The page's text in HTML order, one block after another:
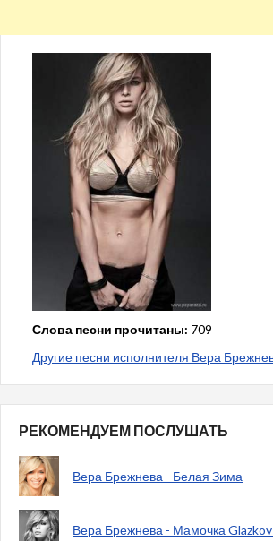
Слова песни прочитаны: 709
Другие песни исполнителя Вера
РЕКОМЕНДУЕМ ПОСЛУШАТЬ
Вера Брежнева - Белая Зима
Вера Брежнева - Мамочка